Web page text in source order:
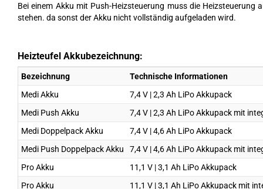
Bei einem Akku mit Push-Heizsteuerung muss die Heizsteuerung
stehen. da sonst der Akku nicht vollständig aufgeladen wird.
Heizteufel Akkubezeichnung:
Bezeichnung
Technische Informationen
Medi Akku
7,4 V | 2,3 Ah LiPo Akkupack
Medi Push Akku
7,4 V | 2,3 Ah LiPo Akkupack mit
Medi Doppelpack Akku
7,4 V | 4,6 Ah LiPo Akkupack
Medi Push Doppelpack Akku
7,4 V | 4,6 Ah LiPo Akkupack mit
Pro Akku
11,1 V | 3,1 Ah LiPo Akkupack
Pro Akku
11,1 V | 3,1 Ah LiPo Akkupack mit